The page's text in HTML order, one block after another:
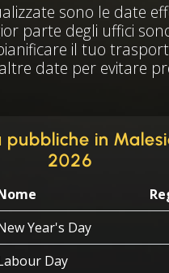
sono le date
parte degli uffici
il tuo
date per evitare
pubbliche in
2026
Year's Day
Day